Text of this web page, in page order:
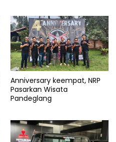
Anniversary keempat, NRP
Pasarkan Wisata
Pandeglang